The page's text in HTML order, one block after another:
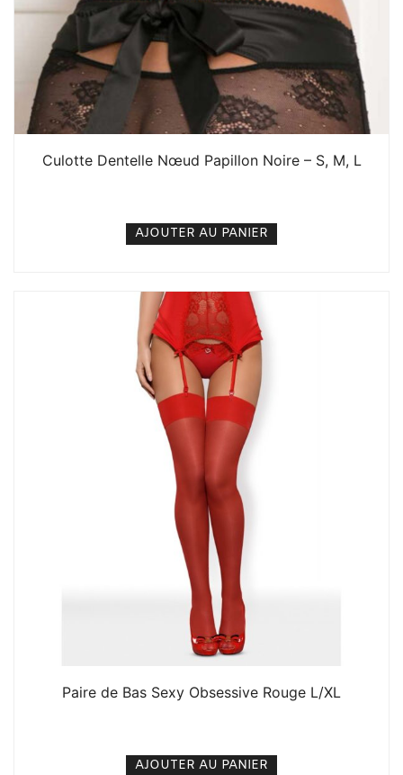
Culotte Dentelle Nœud Papillon Noire – S, M, L
AJOUTER AU PANIER
Paire de Bas Sexy Obsessive Rouge L/XL
AJOUTER AU PANIER